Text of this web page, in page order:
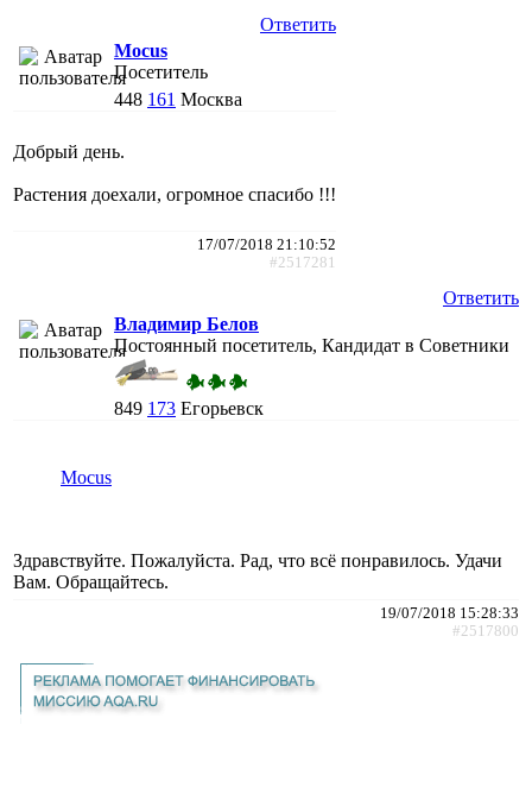
Ответить
Mocus
Посетитель
448 161 Москва
Добрый день.
Растения доехали, огромное спасибо !!!
17/07/2018 21:10:52
#2517281
Ответить
Владимир Белов
Постоянный посетитель, Кандидат в Советники
849 173 Егорьевск
Mocus
Здравствуйте. Пожалуйста. Рад, что всё понравилось. Удачи
Вам. Обращайтесь.
19/07/2018 15:28:33
#2517800